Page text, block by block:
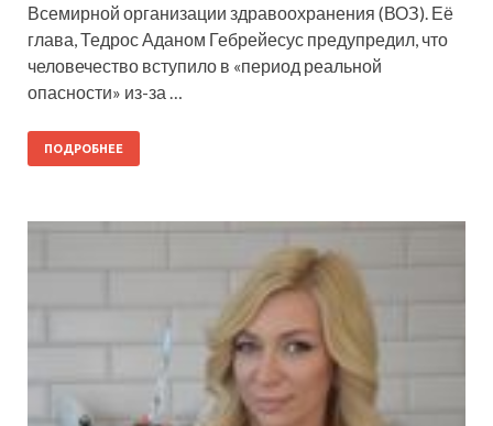
Всемирной организации здравоохранения (ВОЗ). Её
глава, Тедрос Аданом Гебрейесус предупредил, что
человечество вступило в «период реальной
опасности» из-за …
ПОДРОБНЕЕ